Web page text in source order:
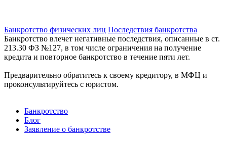
Банкротство физических лиц Последствия банкротства
Банкротство влечет негативные последствия, описанные в ст.
213.30 ФЗ №127, в том числе ограничения на получение
кредита и повторное банкротство в течение пяти лет.
Предварительно обратитесь к своему кредитору, в МФЦ и
проконсультируйтесь с юристом.
Банкротство
Блог
Заявление о банкротстве